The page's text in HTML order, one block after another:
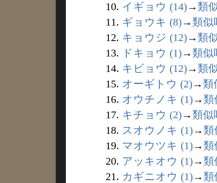
10. イギョウ (14)→ 類
11. ギョウキ (8)→ 類似
12. キョウジ (12)→ 類
13.
ドキョウ (1)→ 類似
14. キビョウ (12)→ 類
15. オーギトウ (2)→ 類
16. オウチノキ (1)→ 類
17. キチョウ (2)→ 類似
18. スオウノキ (1)→ 類
19. マオウツキ (1)→ 類
20. アッキオウ (1)→ 類
21. カギニオウ (1)→ 類